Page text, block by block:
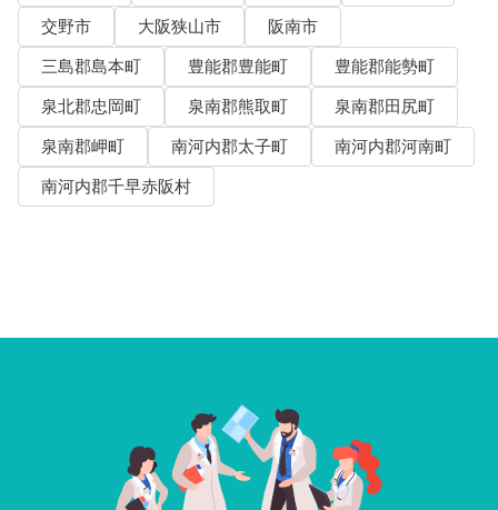
交野市
大阪狭山市
阪南市
三島郡島本町
豊能郡豊能町
豊能郡能勢町
泉北郡忠岡町
泉南郡熊取町
泉南郡田尻町
泉南郡岬町
南河内郡太子町
南河内郡河南町
南河内郡千早赤阪村